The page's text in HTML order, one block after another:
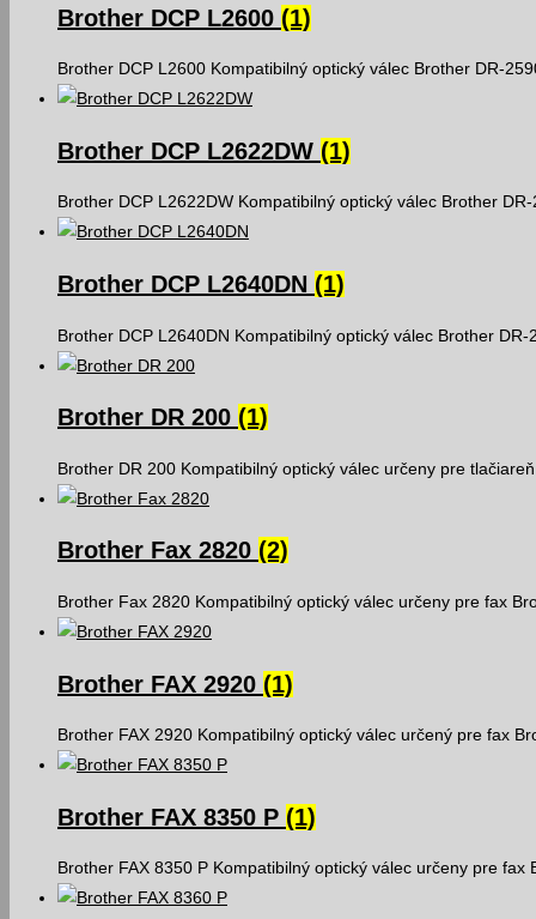
Brother DCP L2600 (1)
Brother DCP L2600 Kompatibilný optický válec Brother DR-
Brother DCP L2622DW (1)
Brother DCP L2622DW Kompatibilný optický válec Brother
Brother DCP L2640DN (1)
Brother DCP L2640DN Kompatibilný optický válec Brother
Brother DR 200 (1)
Brother DR 200 Kompatibilný optický válec určeny pre
Brother Fax 2820 (2)
Brother Fax 2820 Kompatibilný optický válec určeny pre fax
Brother FAX 2920 (1)
Brother FAX 2920 Kompatibilný optický válec určený pre fax
Brother FAX 8350 P (1)
Brother FAX 8350 P Kompatibilný optický válec určeny pre